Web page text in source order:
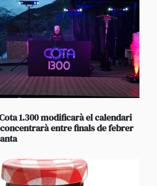
1.300 modificarà el calendari
entre finals de febrer